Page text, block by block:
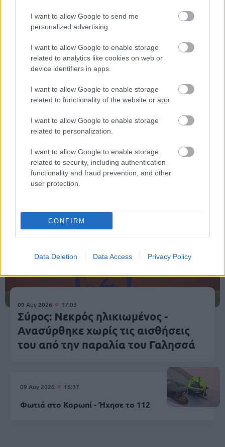
I want to allow Google to send me
personalized advertising.
I want to allow Google to enable storage
related to analytics like cookies on web or
device identifiers in apps.
I want to allow Google to enable storage
related to functionality of the website or app.
I want to allow Google to enable storage
related to personalization.
I want to allow Google to enable storage
related to security, including authentication
functionality and fraud prevention, and other
user protection.
CONFIRM
Data Deletion Data Access Privacy Policy
Αυτοκίνητο
Κοινωνία
09 Αυγ 2026 17:03
Σύρος: Νεκρός ηλικιωμένος -
Ανασύρθηκε χωρίς τις αισθήσεις
του από την παραλία του Γαλησσά
09 Αυγ 2026 16:37
Φωτιά στο Κορωπί - Ήχησε το 112